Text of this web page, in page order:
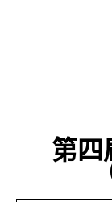
第四